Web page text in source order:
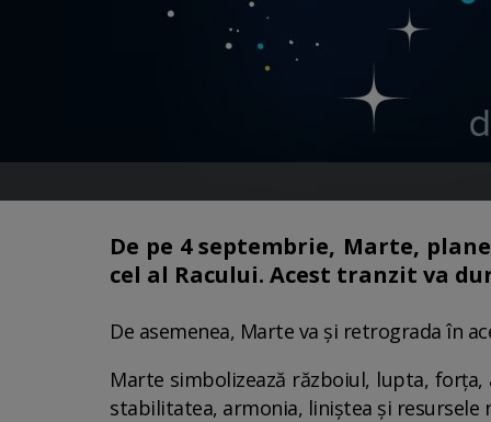
De pe 4 septembrie, Marte,
cel al Racului. Acest tranzit va
De asemenea, Marte va și retrograda în
Marte simbolizează războiul, lupta,
stabilitatea, armonia, liniștea și resursele